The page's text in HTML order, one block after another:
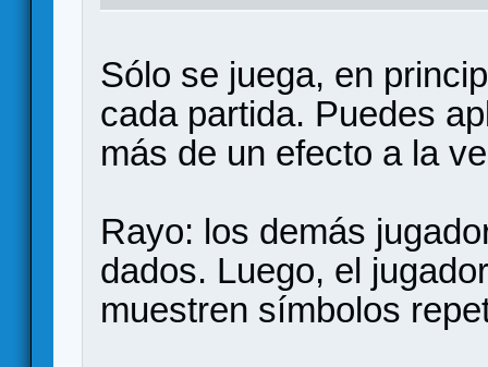
Sólo se juega, en
cada partida. Puedes
más de un efecto a la
Rayo: los demás
dados. Luego, el
muestren símbolos